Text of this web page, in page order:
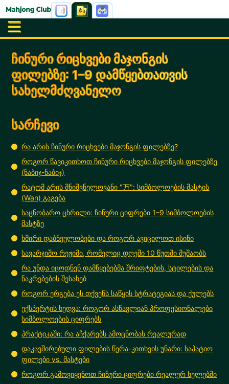
ჩინური რიცხვები მაჯონგის
ფილებზე: 1–9 დამწყებთათვის
სახელმძღვანელო
სარჩევი
რა არის ჩინური რიცხვები მაჯონგის ფილებზე?
როგორ წავიკითხოთ ჩინური რიცხვები მაჯონგის ფილებზე
(ნაბიჯ-ნაბიჯ)
რატომ არის მნიშვნელოვანი "万": სიმბოლოების მასტის
(Wan) გაგება
საცნობარო ცხრილი: ჩინური ციფრები 1–9 სიმბოლოების
მასტზე
ხშირი დაბნეულობები და როგორ ავიცილოთ ისინი
სავარჯიშო რეჟიმი, რომელიც დღეში 10 წუთში მუშაობს
რა უნდა იცოდნენ დამწყებებმა შრიფტების, სტილების და
ნაკრებების შესახებ
როგორ ერგება ეს თქვენს საწყის სტრატეგიას და ქულებს
ექსპერტის ხედვა: როგორ ასწავლიან პროფესიონალები
სიმბოლოების ციფრებს
პრაქტიკაში: რა აჩქარებს ამოცნობას რეალურად
დაკავშირებული ფილების წერა-კითხვის უნარი: საპატიო
ფილები vs. მასტები
როგორ გამოვიყენოთ ჩინური ციფრები რეალურ ხელებში